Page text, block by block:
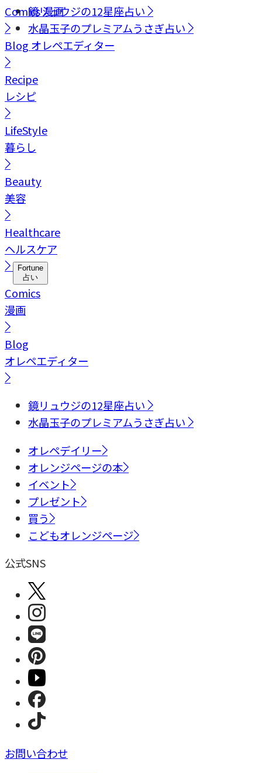
鏡リュウジの12星座占い
水晶玉子のプレミアムうさぎ占い
Comics漫画
Blog オレペエディター
Recipe
レシピ
LifeStyle
暮らし
Beauty
美容
Healthcare
ヘルスケア
Fortune
占い
Comics
漫画
Blog
オレペエディター
鏡リュウジの12星座占い
水晶玉子のプレミアムうさぎ占い
オレペデイリー
オレンジページの本
イベント
プレゼント
買う
こどもオレンジページ
公式SNS
お問い合わせ